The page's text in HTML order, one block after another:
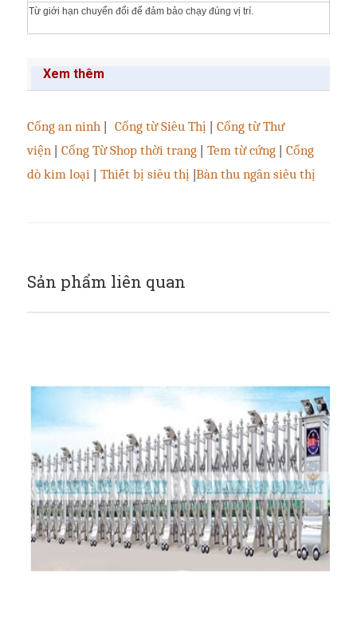
Từ giới hạn chuyển đổi để đảm bảo chạy đúng vị trí.
Xem thêm
Cổng an ninh | Cổng từ Siêu Thị | Cổng từ Thư
viện | Cổng Từ Shop thời trang | Tem từ cứng | Cổng
dò kim loại | Thiết bị siêu thị |Bàn thu ngân siêu thị
Sản phẩm liên quan